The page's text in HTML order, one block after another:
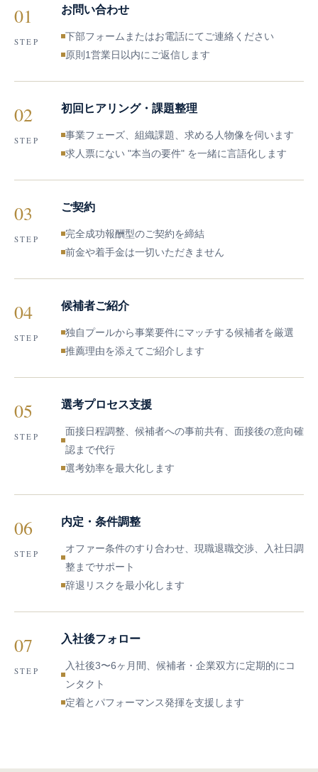
01
STEP
お問い合わせ
下部フォームまたはお電話にてご連絡ください
原則1営業日以内にご返信します
02
STEP
初回ヒアリング・課題整理
事業フェーズ、組織課題、求める人物像を伺います
求人票にない "本当の要件" を一緒に言語化します
03
STEP
ご契約
完全成功報酬型のご契約を締結
前金や着手金は一切いただきません
04
STEP
候補者ご紹介
独自プールから事業要件にマッチする候補者を厳選
推薦理由を添えてご紹介します
05
STEP
選考プロセス支援
面接日程調整、候補者への事前共有、面接後の意向確
認まで代行
選考効率を最大化します
06
STEP
内定・条件調整
オファー条件のすり合わせ、現職退職交渉、入社日調
整までサポート
辞退リスクを最小化します
07
STEP
入社後フォロー
入社後3〜6ヶ月間、候補者・企業双方に定期的にコ
ンタクト
定着とパフォーマンス発揮を支援します